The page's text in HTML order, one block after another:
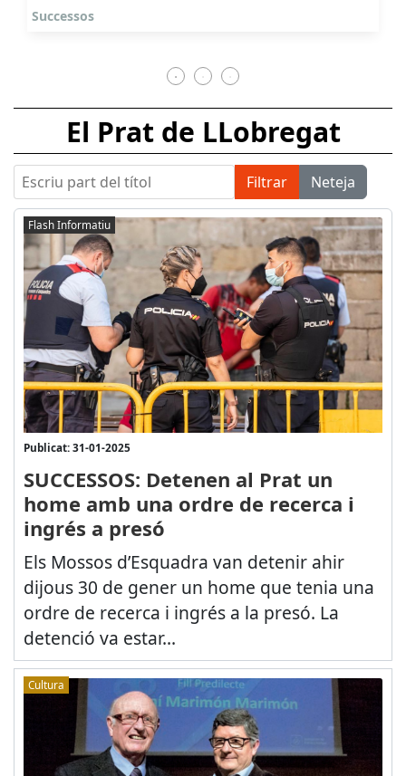
Successos
El Prat de LLobregat
Escriu part del títol Filtrar Neteja
Flash Informatiu
Publicat: 31-01-2025
SUCCESSOS: Detenen al Prat un
home amb una ordre de recerca i
ingrés a presó
Els Mossos d’Esquadra van detenir ahir
dijous 30 de gener un home que tenia una
ordre de recerca i ingrés a la presó. La
detenció va estar...
Cultura